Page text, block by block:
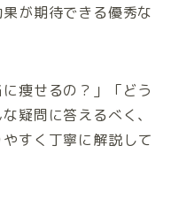
が期待できる優秀な
痩せるの？」「どう
疑問に答えるべく、
すく丁寧に解説して